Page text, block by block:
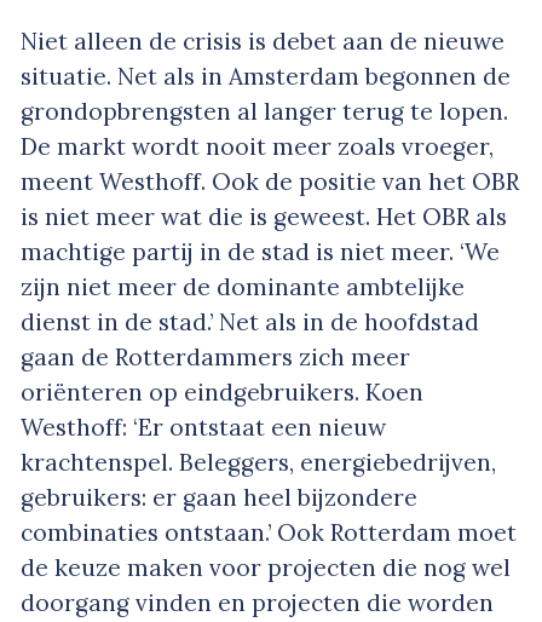
Niet alleen de crisis is debet aan de nieuwe
situatie. Net als in Amsterdam begonnen de
grondopbrengsten al langer terug te lopen.
De markt wordt nooit meer zoals vroeger,
meent Westhoff. Ook de positie van het OBR
is niet meer wat die is geweest. Het OBR als
machtige partij in de stad is niet meer. ‘We
zijn niet meer de dominante ambtelijke
dienst in de stad.’ Net als in de hoofdstad
gaan de Rotterdammers zich meer
oriënteren op eindgebruikers. Koen
Westhoff: ‘Er ontstaat een nieuw
krachtenspel. Beleggers, energiebedrijven,
gebruikers: er gaan heel bijzondere
combinaties ontstaan.’ Ook Rotterdam moet
de keuze maken voor projecten die nog wel
doorgang vinden en projecten die worden